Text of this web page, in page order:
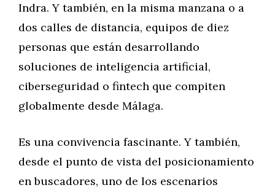
Indra. Y también, en la misma manzana o a
dos calles de distancia, equipos de diez
personas que están desarrollando
soluciones de inteligencia artificial,
ciberseguridad o fintech que compiten
globalmente desde Málaga.
Es una convivencia fascinante. Y también,
desde el punto de vista del posicionamiento
en buscadores, uno de los escenarios